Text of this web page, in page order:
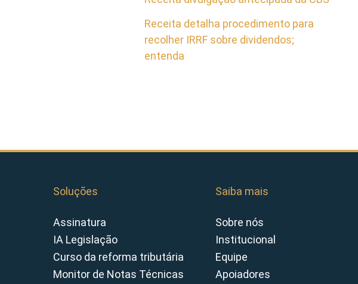
Receita detalha procedimento para
recolher IRRF sobre dividendos;
entenda
Soluções
Assinatura
IA Legislação
Curso da reforma tributária
Monitor de Notas Técnicas
Saiba mais
Sobre nós
Institucional
Equipe
Apoiadores